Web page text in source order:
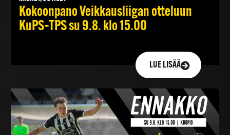
Kokoonpano Veikkausliigan otteluun
KuPS–TPS su 9.8. klo 15.00
LUE LISÄÄ